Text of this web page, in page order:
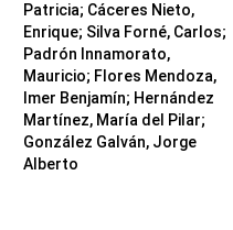
Patricia; Cáceres Nieto,
Enrique; Silva Forné, Carlos;
Padrón Innamorato,
Mauricio; Flores Mendoza,
Imer Benjamín; Hernández
Martínez, María del Pilar;
González Galván, Jorge
Alberto